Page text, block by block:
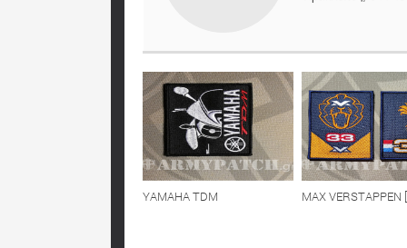
YAMAHA TDM MAX VERSTAPPEN